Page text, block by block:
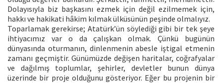
Dolayısıyla biz başkasını ezmek için değil ezilmemek için,
hakkı ve hakikati hâkim kılmak ülküsünün peşinde olmalıyız.
Toparlamak gerekirse; Atatürk’ün söylediği gibi bir tek şeye
ihtiyacımız var o da çalışkan olmak. Çünkü bugünün
dünyasında oturmanın, dinlenmenin abesle iştigal etmenin
zamanı geçmiştir. Günümüzde değişen haritalar, coğrafyalar
ve dağılmış toplumlar, şehirler, devletler bunun dünya
üzerinde bir proje olduğunu gösteriyor. Eğer bu projenin bir